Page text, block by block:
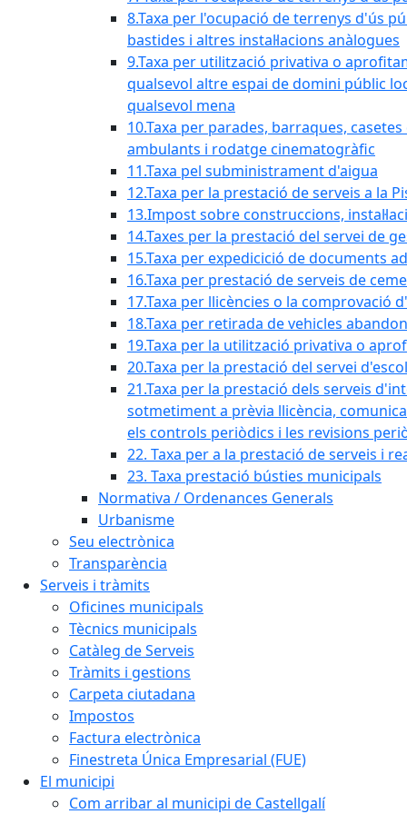
8.Taxa per l'ocupació de terrenys d'ús
bastides i altres instal·lacions anàlogues
9.Taxa per utilització privativa o
qualsevol altre espai de domini públic
qualsevol mena
10.Taxa per parades, barraques,
ambulants i rodatge cinematogràfic
11.Taxa pel subministrament d'aigua
12.Taxa per la prestació de serveis a la
13.Impost sobre construccions,
14.Taxes per la prestació del servei de
15.Taxa per expedicició de documents
16.Taxa per prestació de serveis de
17.Taxa per llicències o la
18.Taxa per retirada de vehicles
19.Taxa per la utilització privativa o
20.Taxa per la prestació del servei
21.Taxa per la prestació dels serveis
sotmetiment a prèvia llicència,
els controls periòdics i les revisions
22. Taxa per a la prestació de serveis i
23. Taxa prestació bústies municipals
Normativa / Ordenances Generals
Urbanisme
Seu electrònica
Transparència
Serveis i tràmits
Oficines municipals
Tècnics municipals
Catàleg de Serveis
Tràmits i gestions
Carpeta ciutadana
Impostos
Factura electrònica
Finestreta Única Empresarial (FUE)
El municipi
Com arribar al municipi de Castellgalí